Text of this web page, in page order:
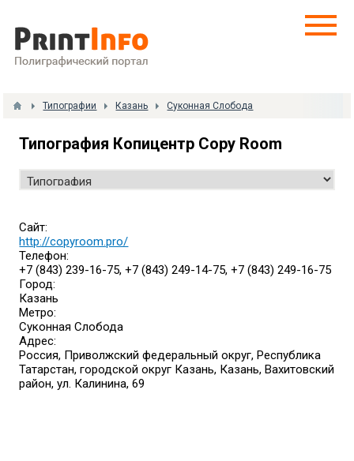
Типографии Казань Суконная Слобода
Типография Копицентр Copy Room
Сайт:
http://copyroom.pro/
Телефон:
+7 (843) 239-16-75, +7 (843) 249-14-75, +7 (843) 249-16-75
Город:
Казань
Метро:
Суконная Слобода
Адрес:
Россия, Приволжский федеральный округ, Республика
Татарстан, городской округ Казань, Казань, Вахитовский
район, ул. Калинина, 69